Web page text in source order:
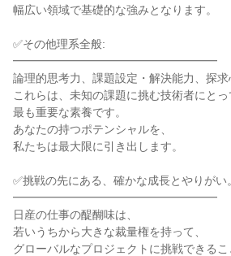
幅広い領域で基礎的な強みとなります。
✅その他理系全般:
━━━━━━━━━━━━━━━━━━
論理的思考力、課題設定・解決能力、探求
これらは、未知の課題に挑む技術者にとっ
最も重要な素養です。
あなたの持つポテンシャルを、
私たちは最大限に引き出します。
✅挑戦の先にある、確かな成長とやりがい。
━━━━━━━━━━━━━━━━━━
日産の仕事の醍醐味は、
若いうちから大きな裁量権を持って、
グローバルなプロジェクトに挑戦できるこ